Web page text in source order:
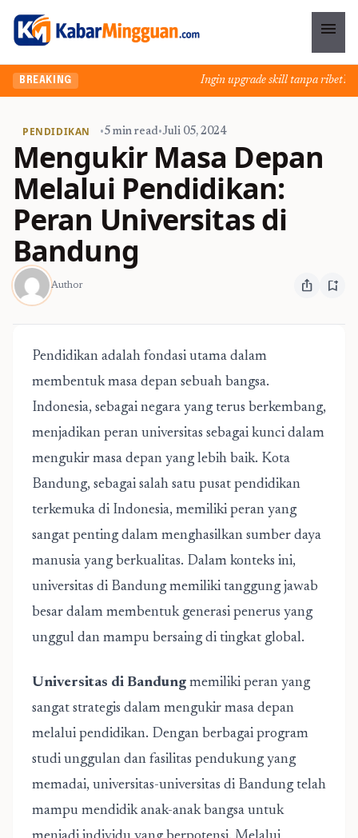
menu
BREAKING Ingin upgrade skill tanpa ribet?
PENDIDIKAN •5 min read•Juli 05, 2024
Mengukir Masa Depan
Melalui Pendidikan:
Peran Universitas di
Bandung
Author ios_share bookmark_add
Pendidikan adalah fondasi utama dalam
membentuk masa depan sebuah bangsa.
Indonesia, sebagai negara yang terus berkembang,
menjadikan peran universitas sebagai kunci dalam
mengukir masa depan yang lebih baik. Kota
Bandung, sebagai salah satu pusat pendidikan
terkemuka di Indonesia, memiliki peran yang
sangat penting dalam menghasilkan sumber daya
manusia yang berkualitas. Dalam konteks ini,
universitas di Bandung memiliki tanggung jawab
besar dalam membentuk generasi penerus yang
unggul dan mampu bersaing di tingkat global.
Universitas di Bandung memiliki peran yang
sangat strategis dalam mengukir masa depan
melalui pendidikan. Dengan berbagai program
studi unggulan dan fasilitas pendukung yang
memadai, universitas-universitas di Bandung telah
mampu mendidik anak-anak bangsa untuk